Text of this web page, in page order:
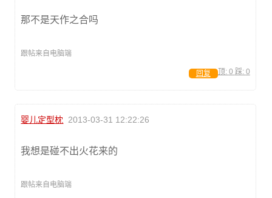
那不是天作之合吗
跟帖来自电脑端
顶: 0 踩: 0
回复
婴儿定型枕 2013-03-31 12:22:26
我想是碰不出火花来的
跟帖来自电脑端